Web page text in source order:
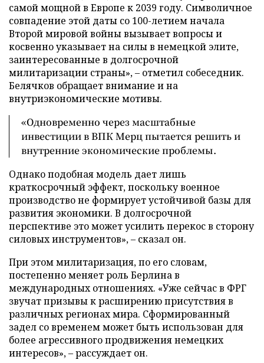
самой мощной в Европе к 2039 году. Символичное
совпадение этой даты со 100-летием начала
Второй мировой войны вызывает вопросы и
косвенно указывает на силы в немецкой элите,
заинтересованные в долгосрочной
милитаризации страны», – отметил собеседник.
Белячков обращает внимание и на
внутриэкономические мотивы.
«Одновременно через масштабные
инвестиции в ВПК Мерц пытается решить и
внутренние экономические проблемы.
Однако подобная модель дает лишь
краткосрочный эффект, поскольку военное
производство не формирует устойчивой базы для
развития экономики. В долгосрочной
перспективе это может усилить перекос в сторону
силовых инструментов», – сказал он.
При этом милитаризация, по его словам,
постепенно меняет роль Берлина в
международных отношениях. «Уже сейчас в ФРГ
звучат призывы к расширению присутствия в
различных регионах мира. Сформированный
задел со временем может быть использован для
более агрессивного продвижения немецких
интересов», – рассуждает он.